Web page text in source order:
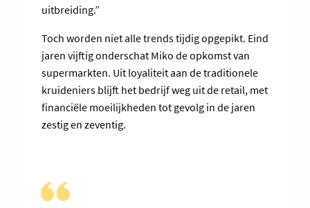
uitbreiding.”
Toch worden niet alle trends tijdig opgepikt. Eind
jaren vijftig onderschat Miko de opkomst van
supermarkten. Uit loyaliteit aan de traditionele
kruideniers blijft het bedrijf weg uit de retail, met
financiële moeilijkheden tot gevolg in de jaren
zestig en zeventig.